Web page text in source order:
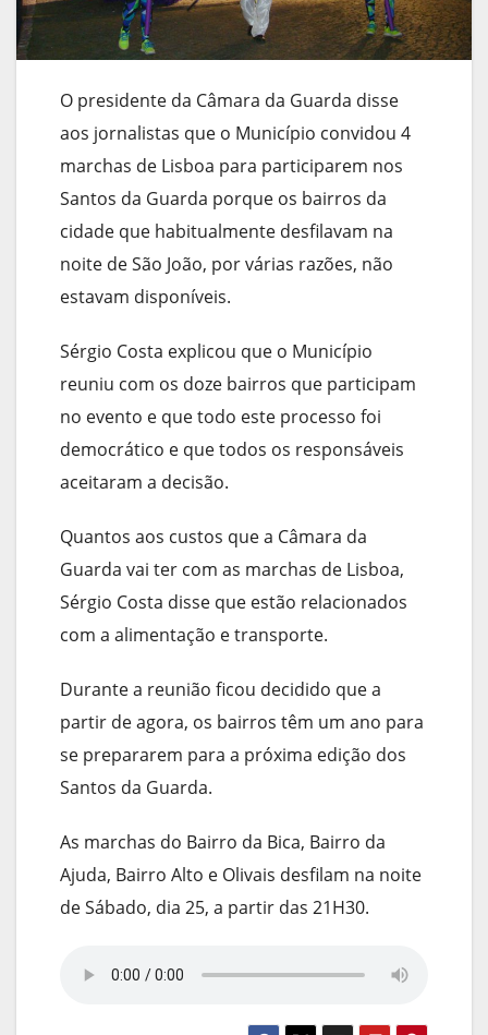
O presidente da Câmara da Guarda disse
aos jornalistas que o Município convidou 4
marchas de Lisboa para participarem nos
Santos da Guarda porque os bairros da
cidade que habitualmente desfilavam na
noite de São João, por várias razões, não
estavam disponíveis.
Sérgio Costa explicou que o Município
reuniu com os doze bairros que participam
no evento e que todo este processo foi
democrático e que todos os responsáveis
aceitaram a decisão.
Quantos aos custos que a Câmara da
Guarda vai ter com as marchas de Lisboa,
Sérgio Costa disse que estão relacionados
com a alimentação e transporte.
Durante a reunião ficou decidido que a
partir de agora, os bairros têm um ano para
se prepararem para a próxima edição dos
Santos da Guarda.
As marchas do Bairro da Bica, Bairro da
Ajuda, Bairro Alto e Olivais desfilam na noite
de Sábado, dia 25, a partir das 21H30.